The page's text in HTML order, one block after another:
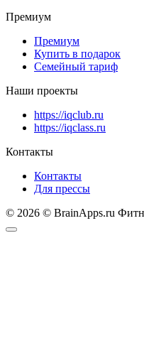
Премиум
Премиум
Купить в подарок
Семейный тариф
Наши проекты
https://iqclub.ru
https://iqclass.ru
Контакты
Контакты
Для прессы
© 2026 © BrainApps.ru